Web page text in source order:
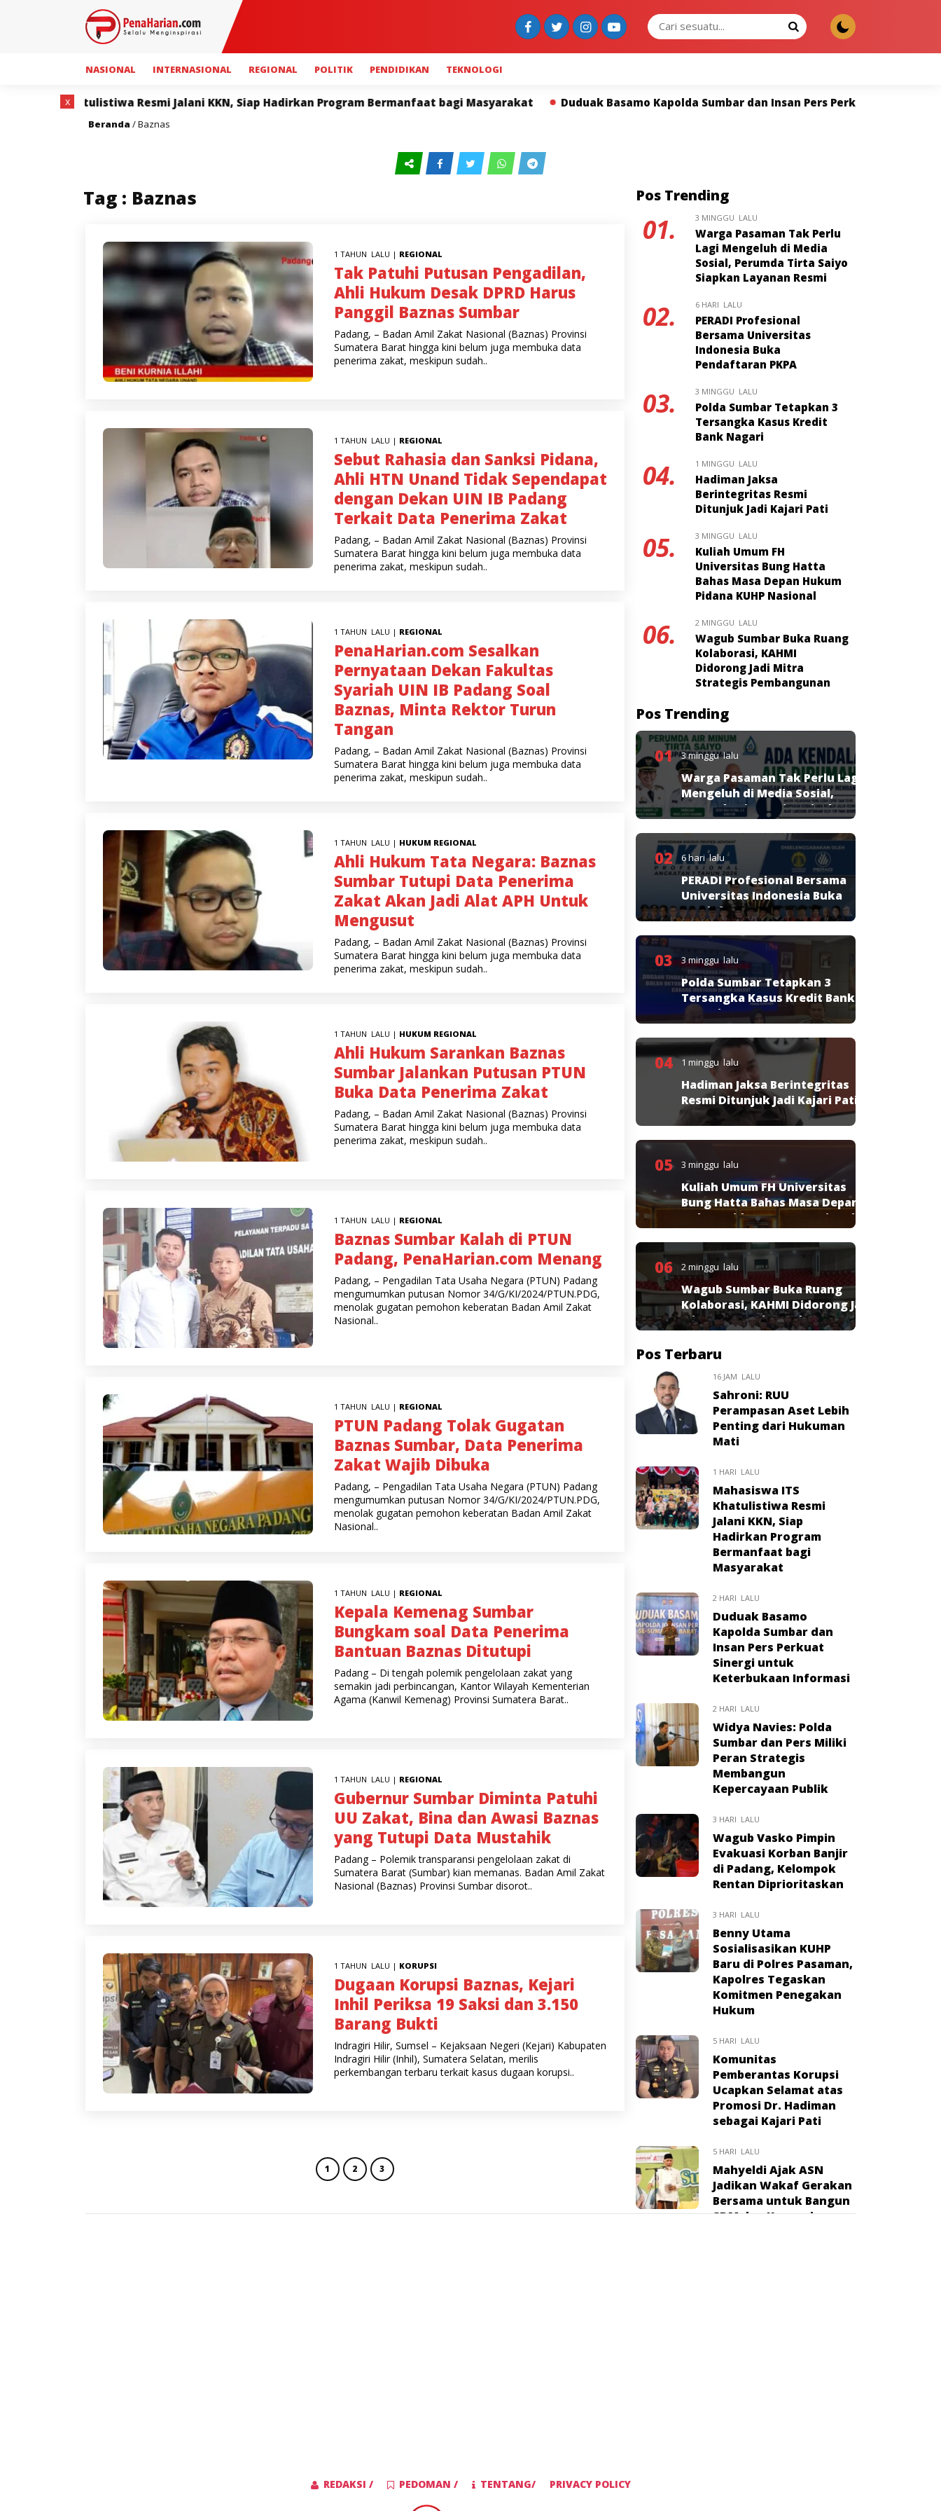
NASIONAL INTERNASIONAL REGIONAL POLITIK PENDIDIKAN TEKNOLOGI
Resmi Jalani KKN, Siap Hadirkan Program Bermanfaat bagi Masyarakat Duduak Basamo Kapolda Sumbar dan Insan Pers Perkuat Sinergi untuk Keterbukaan
Beranda /Baznas
Tag : Baznas
1 TAHUN LALU | REGIONAL
Tak Patuhi Putusan Pengadilan,
Ahli Hukum Desak DPRD Harus
Panggil Baznas Sumbar
Padang, – Badan Amil Zakat Nasional (Baznas) Provinsi
Sumatera Barat hingga kini belum juga membuka data
penerima zakat, meskipun sudah..
1 TAHUN LALU | REGIONAL
Sebut Rahasia dan Sanksi Pidana,
Ahli HTN Unand Tidak Sependapat
dengan Dekan UIN IB Padang
Terkait Data Penerima Zakat
Padang, – Badan Amil Zakat Nasional (Baznas) Provinsi
Sumatera Barat hingga kini belum juga membuka data
penerima zakat, meskipun sudah..
1 TAHUN LALU | REGIONAL
PenaHarian.com Sesalkan
Pernyataan Dekan Fakultas
Syariah UIN IB Padang Soal
Baznas, Minta Rektor Turun
Tangan
Padang, – Badan Amil Zakat Nasional (Baznas) Provinsi
Sumatera Barat hingga kini belum juga membuka data
penerima zakat, meskipun sudah..
1 TAHUN LALU | HUKUM REGIONAL
Ahli Hukum Tata Negara: Baznas
Sumbar Tutupi Data Penerima
Zakat Akan Jadi Alat APH Untuk
Mengusut
Padang, – Badan Amil Zakat Nasional (Baznas) Provinsi
Sumatera Barat hingga kini belum juga membuka data
penerima zakat, meskipun sudah..
1 TAHUN LALU | HUKUM REGIONAL
Ahli Hukum Sarankan Baznas
Sumbar Jalankan Putusan PTUN
Buka Data Penerima Zakat
Padang, – Badan Amil Zakat Nasional (Baznas) Provinsi
Sumatera Barat hingga kini belum juga membuka data
penerima zakat, meskipun sudah..
1 TAHUN LALU | REGIONAL
Baznas Sumbar Kalah di PTUN
Padang, PenaHarian.com Menang
Padang, – Pengadilan Tata Usaha Negara (PTUN) Padang
mengumumkan putusan Nomor 34/G/KI/2024/PTUN.PDG,
menolak gugatan pemohon keberatan Badan Amil Zakat
Nasional..
1 TAHUN LALU | REGIONAL
PTUN Padang Tolak Gugatan
Baznas Sumbar, Data Penerima
Zakat Wajib Dibuka
Padang, – Pengadilan Tata Usaha Negara (PTUN) Padang
mengumumkan putusan Nomor 34/G/KI/2024/PTUN.PDG,
menolak gugatan pemohon keberatan Badan Amil Zakat
Nasional..
1 TAHUN LALU | REGIONAL
Kepala Kemenag Sumbar
Bungkam soal Data Penerima
Bantuan Baznas Ditutupi
Padang – Di tengah polemik pengelolaan zakat yang
semakin jadi perbincangan, Kantor Wilayah Kementerian
Agama (Kanwil Kemenag) Provinsi Sumatera Barat..
1 TAHUN LALU | REGIONAL
Gubernur Sumbar Diminta Patuhi
UU Zakat, Bina dan Awasi Baznas
yang Tutupi Data Mustahik
Padang – Polemik transparansi pengelolaan zakat di
Sumatera Barat (Sumbar) kian memanas. Badan Amil Zakat
Nasional (Baznas) Provinsi Sumbar disorot..
1 TAHUN LALU | KORUPSI
Dugaan Korupsi Baznas, Kejari
Inhil Periksa 19 Saksi dan 3.150
Barang Bukti
Indragiri Hilir, Sumsel – Kejaksaan Negeri (Kejari) Kabupaten
Indragiri Hilir (Inhil), Sumatera Selatan, merilis
perkembangan terbaru terkait kasus dugaan korupsi..
1 2 3
Pos Trending
01. 3 MINGGU LALU
Warga Pasaman Tak Perlu
Lagi Mengeluh di Media
Sosial, Perumda Tirta Saiyo
Siapkan Layanan Resmi
02. 6 HARI LALU
PERADI Profesional
Bersama Universitas
Indonesia Buka
Pendaftaran PKPA
03. 3 MINGGU LALU
Polda Sumbar Tetapkan 3
Tersangka Kasus Kredit
Bank Nagari
04. 1 MINGGU LALU
Hadiman Jaksa
Berintegritas Resmi
Ditunjuk Jadi Kajari Pati
05. 3 MINGGU LALU
Kuliah Umum FH
Universitas Bung Hatta
Bahas Masa Depan Hukum
Pidana KUHP Nasional
06. 2 MINGGU LALU
Wagub Sumbar Buka Ruang
Kolaborasi, KAHMI
Didorong Jadi Mitra
Strategis Pembangunan
Pos Trending
01 3 minggu lalu
Warga Pasaman Tak Perlu Lagi
Mengeluh di Media Sosial,
Perumda Tirta Saiyo Siapkan
Layanan Resmi
02 6 hari lalu
PERADI Profesional Bersama
Universitas Indonesia Buka
Pendaftaran PKPA
03 3 minggu lalu
Polda Sumbar Tetapkan 3
Tersangka Kasus Kredit Bank
Nagari
04 1 minggu lalu
Hadiman Jaksa Berintegritas
Resmi Ditunjuk Jadi Kajari Pati
05 3 minggu lalu
Kuliah Umum FH Universitas
Bung Hatta Bahas Masa Depan
Hukum Pidana KUHP Nasional
06 2 minggu lalu
Wagub Sumbar Buka Ruang
Kolaborasi, KAHMI Didorong Jadi
Mitra Strategis Pembangunan
Pos Terbaru
16 JAM LALU
Sahroni: RUU
Perampasan Aset Lebih
Penting dari Hukuman
Mati
1 HARI LALU
Mahasiswa ITS
Khatulistiwa Resmi
Jalani KKN, Siap
Hadirkan Program
Bermanfaat bagi
Masyarakat
2 HARI LALU
Duduak Basamo
Kapolda Sumbar dan
Insan Pers Perkuat
Sinergi untuk
Keterbukaan Informasi
2 HARI LALU
Widya Navies: Polda
Sumbar dan Pers Miliki
Peran Strategis
Membangun
Kepercayaan Publik
3 HARI LALU
Wagub Vasko Pimpin
Evakuasi Korban Banjir
di Padang, Kelompok
Rentan Diprioritaskan
3 HARI LALU
Benny Utama
Sosialisasikan KUHP
Baru di Polres Pasaman,
Kapolres Tegaskan
Komitmen Penegakan
Hukum
5 HARI LALU
Komunitas
Pemberantas Korupsi
Ucapkan Selamat atas
Promosi Dr. Hadiman
sebagai Kajari Pati
5 HARI LALU
Mahyeldi Ajak ASN
Jadikan Wakaf Gerakan
Bersama untuk Bangun
SDM dan Kurangi
x
REDAKSI / PEDOMAN / TENTANG/ PRIVACY POLICY